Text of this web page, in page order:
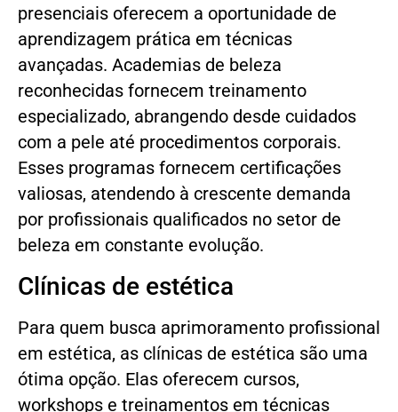
presenciais oferecem a oportunidade de
aprendizagem prática em técnicas
avançadas. Academias de beleza
reconhecidas fornecem treinamento
especializado, abrangendo desde cuidados
com a pele até procedimentos corporais.
Esses programas fornecem certificações
valiosas, atendendo à crescente demanda
por profissionais qualificados no setor de
beleza em constante evolução.
Clínicas de estética
Para quem busca aprimoramento profissional
em estética, as clínicas de estética são uma
ótima opção. Elas oferecem cursos,
workshops e treinamentos em técnicas